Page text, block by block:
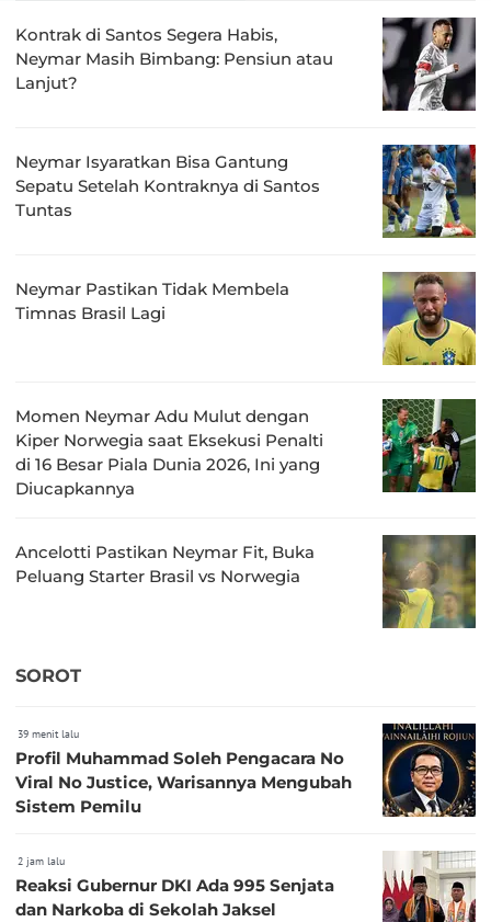
Kontrak di Santos Segera Habis,
Neymar Masih Bimbang: Pensiun atau
Lanjut?
Neymar Isyaratkan Bisa Gantung
Sepatu Setelah Kontraknya di Santos
Tuntas
Neymar Pastikan Tidak Membela
Timnas Brasil Lagi
Momen Neymar Adu Mulut dengan
Kiper Norwegia saat Eksekusi Penalti
di 16 Besar Piala Dunia 2026, Ini yang
Diucapkannya
Ancelotti Pastikan Neymar Fit, Buka
Peluang Starter Brasil vs Norwegia
SOROT
39 menit lalu
Profil Muhammad Soleh Pengacara No
Viral No Justice, Warisannya Mengubah
Sistem Pemilu
2 jam lalu
Reaksi Gubernur DKI Ada 995 Senjata
dan Narkoba di Sekolah Jaksel